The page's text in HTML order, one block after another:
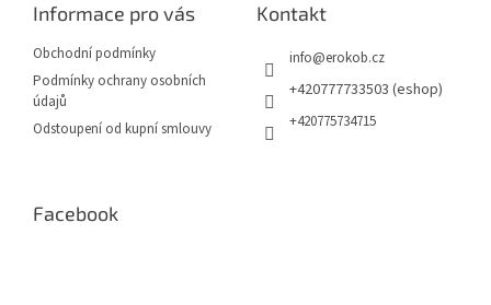
Informace pro vás
Obchodní podmínky
Podmínky ochrany osobních
údajů
Odstoupení od kupní smlouvy
Kontakt
info@erokob.cz
+420777733503 (eshop)
+420775734715
Facebook